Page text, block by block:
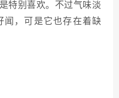
特别喜欢。不过气味淡
闻，可是它也存在着缺